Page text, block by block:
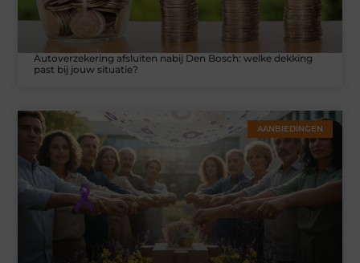
Autoverzekering afsluiten nabij Den Bosch: welke dekking
past bij jouw situatie?
AANBIEDINGEN